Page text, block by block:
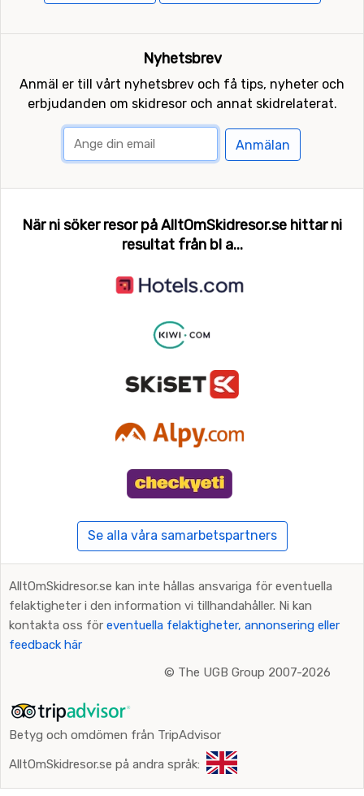
Nyhetsbrev
Anmäl er till vårt nyhetsbrev och få tips, nyheter och
erbjudanden om skidresor och annat skidrelaterat.
Anmälan
När ni söker resor på AlltOmSkidresor.se hittar ni
resultat från bl a...
Se alla våra samarbetspartners
AlltOmSkidresor.se kan inte hållas ansvariga för eventuella
felaktigheter i den information vi tillhandahåller. Ni kan
kontakta oss för eventuella felaktigheter, annonsering eller
feedback här
© The UGB Group 2007-2026
Betyg och omdömen från TripAdvisor
AlltOmSkidresor.se på andra språk: